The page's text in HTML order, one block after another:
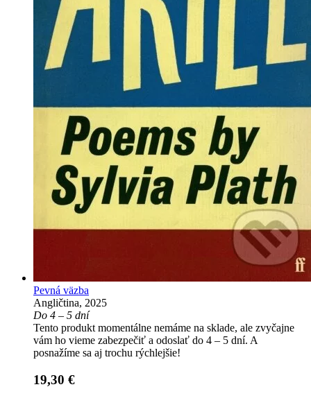
Pevná väzba
Angličtina, 2025
Do 4 – 5 dní
Tento produkt momentálne nemáme na sklade, ale zvyčajne
vám ho vieme zabezpečiť a odoslať do 4 – 5 dní. A
posnažíme sa aj trochu rýchlejšie!
19,30 €